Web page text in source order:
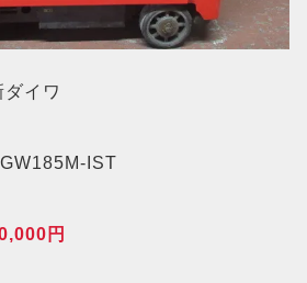
ダイワ
IST
円